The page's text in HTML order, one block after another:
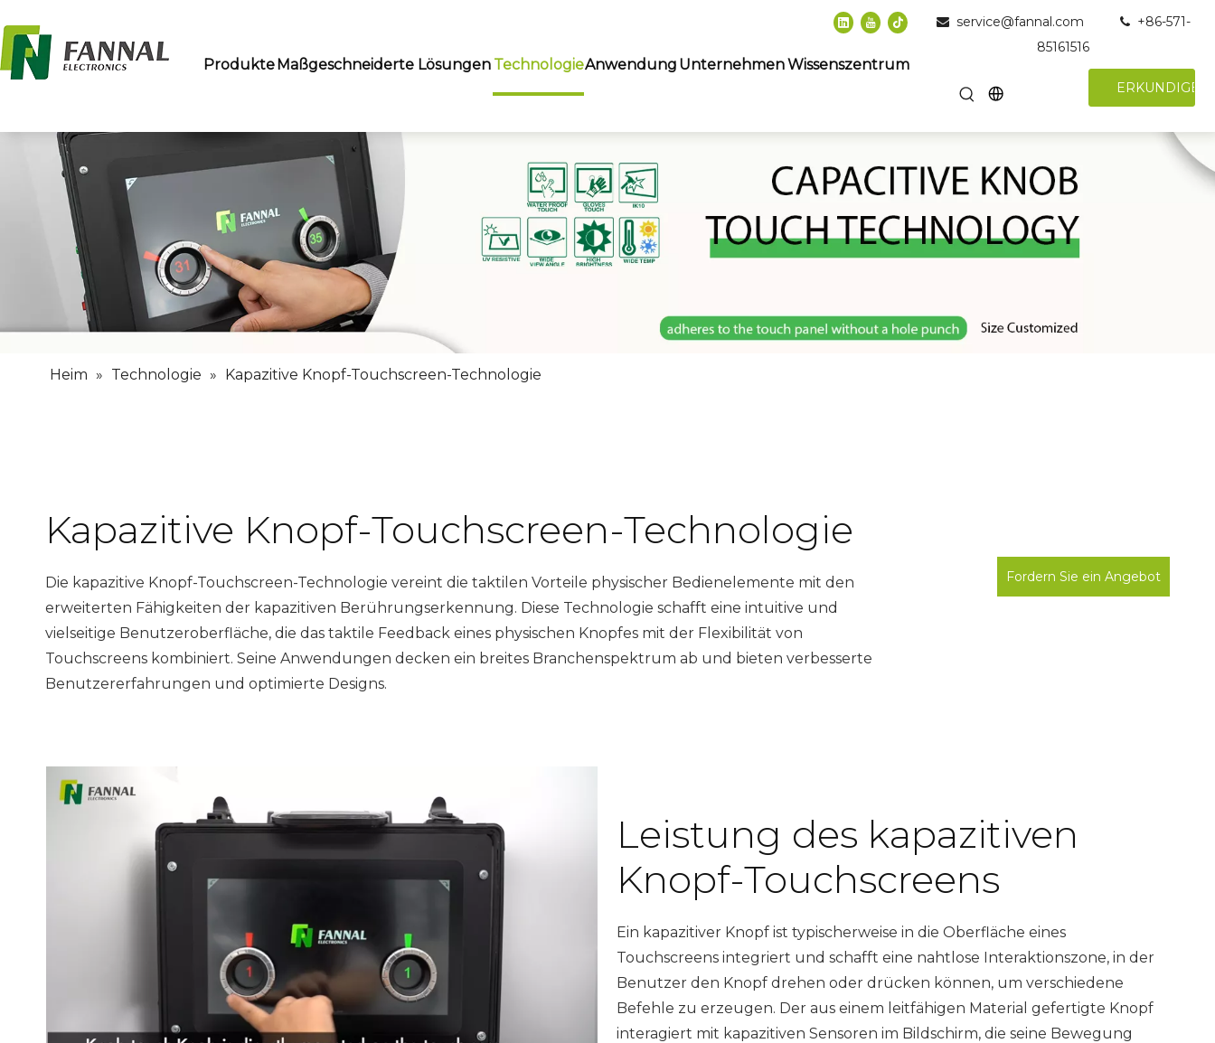
Produkte Maßgeschneiderte Lösungen TechnologieAnwendung UnternehmenWissenszentrum
 service@fannal.com +86-571-
85161516
ERKUNDIGEN
Heim » Technologie » Kapazitive Knopf-Touchscreen-Technologie
Kapazitive Knopf-Touchscreen-Technologie
Die kapazitive Knopf-Touchscreen-Technologie vereint die taktilen Vorteile physischer Bedienelemente mit den
erweiterten Fähigkeiten der kapazitiven Berührungserkennung. Diese Technologie schafft eine intuitive und
vielseitige Benutzeroberfläche, die das taktile Feedback eines physischen Knopfes mit der Flexibilität von
Touchscreens kombiniert. Seine Anwendungen decken ein breites Branchenspektrum ab und bieten verbesserte
Benutzererfahrungen und optimierte Designs.
Fordern Sie ein Angebot
Leistung des kapazitiven
Knopf-Touchscreens
Ein kapazitiver Knopf ist typischerweise in die Oberfläche eines
Touchscreens integriert und schafft eine nahtlose Interaktionszone, in der
Benutzer den Knopf drehen oder drücken können, um verschiedene
Befehle zu erzeugen. Der aus einem leitfähigen Material gefertigte Knopf
interagiert mit kapazitiven Sensoren im Bildschirm, die seine Bewegung